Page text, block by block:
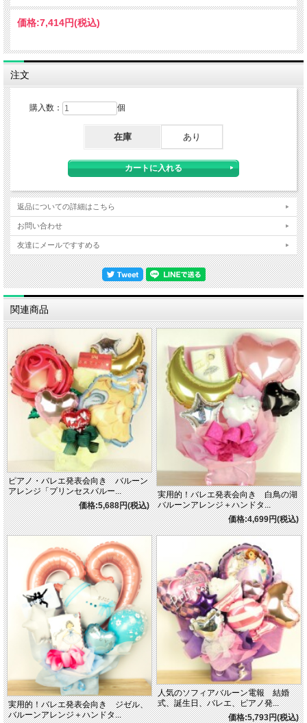
価格:7,414円(税込)
注文
購入数： 個
在庫 あり
返品についての詳細はこちら
お問い合わせ
友達にメールですすめる
関連商品
ピアノ・バレエ発表会向き バルーン
アレンジ「プリンセスバルー...
価格:5,688円(税込)
実用的！バレエ発表会向き 白鳥の湖
バルーンアレンジ＋ハンドタ...
価格:4,699円(税込)
実用的！バレエ発表会向き ジゼル、
バルーンアレンジ＋ハンドタ...
人気のソフィアバルーン電報 結婚
式、誕生日、バレエ、ピアノ発...
価格:5,793円(税込)